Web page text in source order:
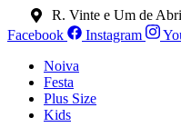
para
conteúdo
R. Vinte e Um de
Facebook
Instagram
Noiva
Festa
Plus Size
Kids